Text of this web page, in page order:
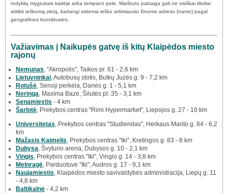
rodyklių mygtukais kairėje arba tempiant pele. Maršruto pabaiga gali ne visiškai tiksliai
atitikti ieškomą vietą, kadangi sistema ieško artimiausio žinomo adreso (namo) pagal
geografines koordinates.
Važiavimas į Naikupės gatvę iš kitų Klaipėdos miesto
rajonų
Nemunas , "Akropolis", Taikos pr. 61 - 2,6 km
Lietuvninkai , Autobusų stotis, Butkų Juzės g. 9 - 7,2 km
Rotušė , Senoji perkėla, Danės g. 1 - 5,1 km
Neringa , Maxima Bazė, Šilutės pl. 35 - 3,1 km
Senamiestis - 4 km
Šarlotė , Prekybos centras "Rimi Hypermarket", Liepojos g. 27 - 10 km
Universitetas , Prekybos centras "Studlendas", Herkaus Manto g. 84 - 6,2
km
Mažasis Kaimelis , Prekybos centras "Iki", Kretingos g. 83 - 8 km
Dubysa , Švyturio arena, Dubysos g. 10 - 2,1 km
Vingis , Prekybos centras "Iki", Vingio g. 14 - 3,8 km
Melnragė , Parduotuvė "Iki", Audros g. 17 - 9,1 km
Naujamiestis , Klaipėdos miesto savivaldybės administracija, Liepų g. 11
- 4,8 km
Baltikalnė - 4,2 km